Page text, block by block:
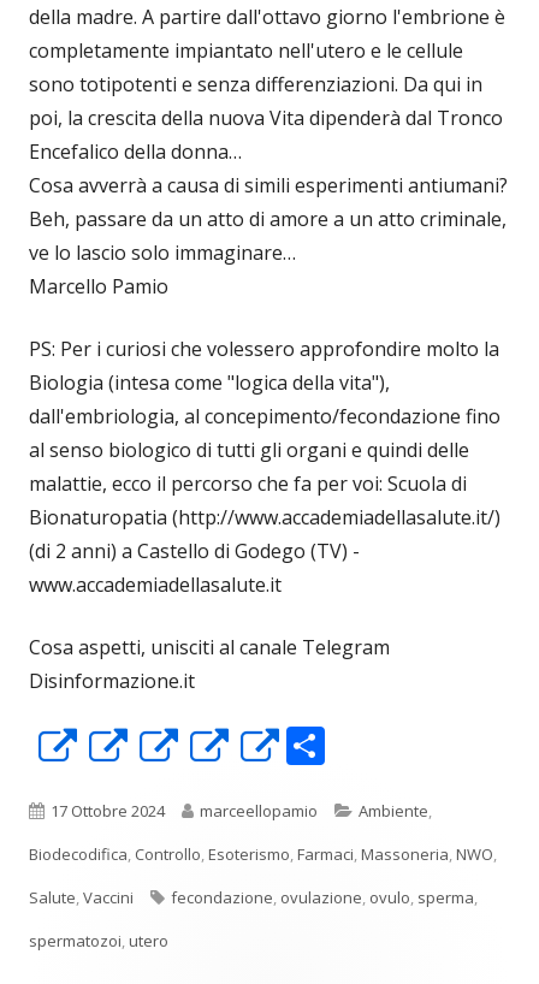
della madre. A partire dall'ottavo giorno l'embrione è
completamente impiantato nell'utero e le cellule
sono totipotenti e senza differenziazioni. Da qui in
poi, la crescita della nuova Vita dipenderà dal Tronco
Encefalico della donna…
Cosa avverrà a causa di simili esperimenti antiumani?
Beh, passare da un atto di amore a un atto criminale,
ve lo lascio solo immaginare…
Marcello Pamio
PS: Per i curiosi che volessero approfondire molto la
Biologia (intesa come "logica della vita"),
dall'embriologia, al concepimento/fecondazione fino
al senso biologico di tutti gli organi e quindi delle
malattie, ecco il percorso che fa per voi: Scuola di
Bionaturopatia (http://www.accademiadellasalute.it/)
(di 2 anni) a Castello di Godego (TV) -
www.accademiadellasalute.it
Cosa aspetti, unisciti al canale Telegram
Disinformazione.it
Apre
una
nuova
finestra
Apre
una
nuova
finestra
Apre
una
nuova
finestra
Apre
una
nuova
finestra
Apre
una
nuova
finestra
n
di
vi
Pubblicato
17 Ottobre 2024 Autore
marceellopamio Categorie
Ambiente,
Biodecodifica, Controllo,Esoterismo,Farmaci,Massoneria,NWO,
Salute,Vaccini Tag
fecondazione, ovulazione, ovulo, sperma,
spermatozoi,utero